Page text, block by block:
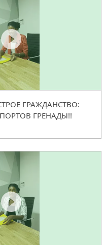
ГРАЖДАНСТВО:
ГРЕНАДЫ!!